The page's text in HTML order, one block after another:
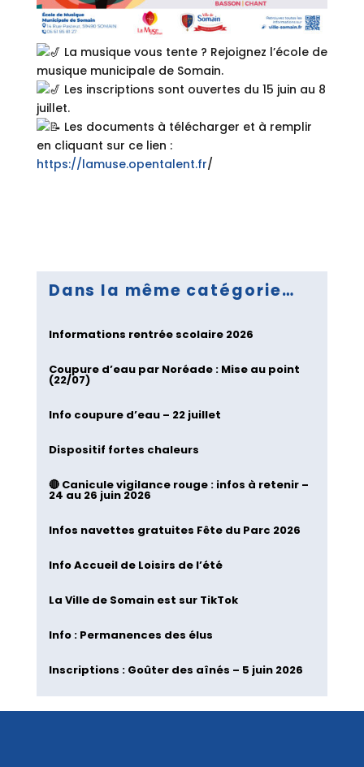
La musique vous tente ? Rejoignez l’école de
musique municipale de Somain.
Les inscriptions sont ouvertes du 15 juin au 8
juillet.
Les documents à télécharger et à remplir
en cliquant sur ce lien :
https://lamuse.opentalent.fr/
Dans la même catégorie…
Informations rentrée scolaire 2026
Coupure d’eau par Noréade : Mise au point
(22/07)
Info coupure d’eau – 22 juillet
Dispositif fortes chaleurs
🔴 Canicule vigilance rouge : infos à retenir –
24 au 26 juin 2026
Infos navettes gratuites Fête du Parc 2026
Info Accueil de Loisirs de l’été
La Ville de Somain est sur TikTok
Info : Permanences des élus
Inscriptions : Goûter des aînés – 5 juin 2026